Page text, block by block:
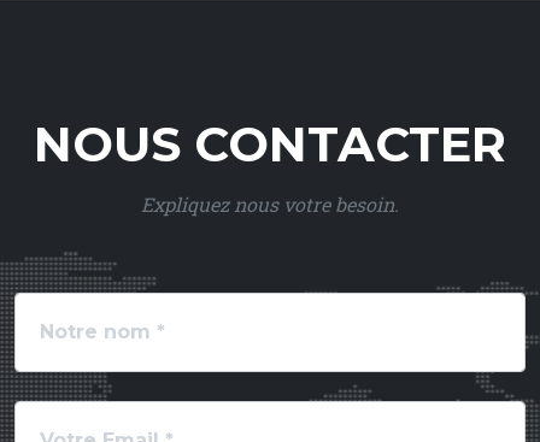
NOUS CONTACTER
Expliquez nous votre besoin.